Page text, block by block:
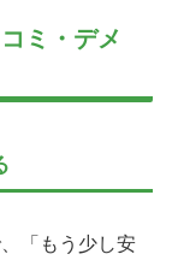
ミ・デメ
「もう少し安